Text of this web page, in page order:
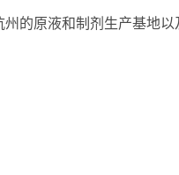
投
州的原液和制剂生产基地以